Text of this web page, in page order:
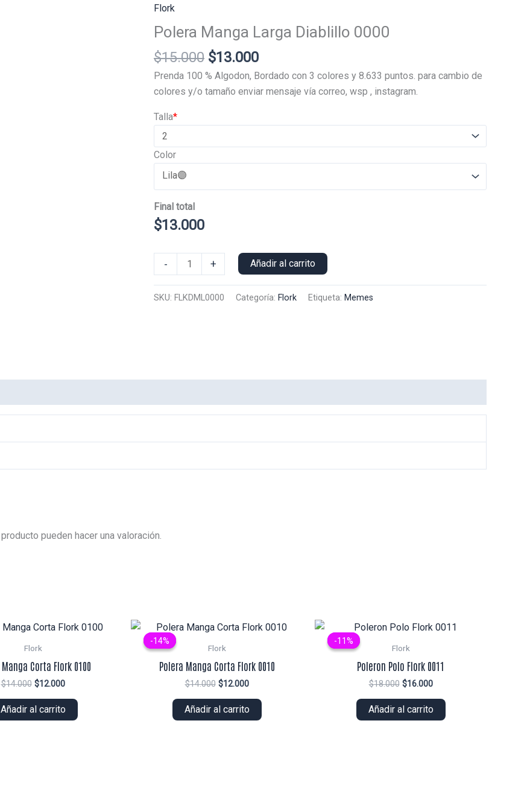
Flork
Polera Manga Larga Diablillo 0000
$15.000 El
precio
original
$13.000El
precio
actual
Prenda 100 % Algodon, Bordado con 3 colores y 8.633 puntos. para cambio de
colores y/o tamaño enviar mensaje vía correo, wsp , instagram.
*
Talla
Color
Final total
$13.000
-
Manga
Larga
+ Añadir al carrito
SKU: FLKDML0000 Categoría: Flork Etiqueta: Memes
pueden hacer una valoración.
Flork
Corta Flork 0100
$14.000 El
original
era:
$12.000El
actual
es:
Añadir al carrito
-14%
-14%
Flork
Polera Manga Corta Flork 0010
$14.000 El
original
era:
$12.000El
actual
es:
Añadir al carrito
-11%
-11%
Flork
Poleron Polo Flork 0011
$18.000 El
original
era:
$16.000El
actual
es:
Añadir al carrito